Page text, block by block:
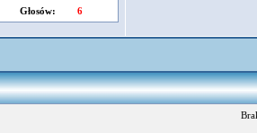
Głosów:
6